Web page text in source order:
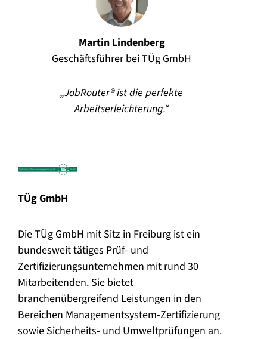
JobRouter® ist die perfekte
Arbeitserleichterung.
Martin Lindenberg
Geschäftsführer bei TÜg GmbH
TÜg GmbH
Die TÜg GmbH mit Sitz in Freiburg ist ein
bundesweit tätiges Prüf- und
Zertifizierungsunternehmen mit rund 30
Mitarbeitenden. Sie bietet
branchenübergreifend Leistungen in den
Bereichen Managementsystem-Zertifizierung
sowie Sicherheits- und Umweltprüfungen an.